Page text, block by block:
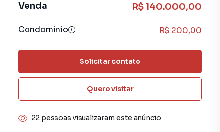
Venda R$ 140.000,00
Condomínio R$ 200,00
Solicitar contato
Quero visitar
22 pessoas visualizaram este anúncio